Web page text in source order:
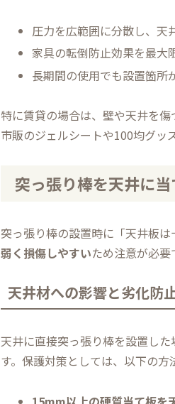
圧力を広範囲に分散し、天
家具の転倒防止効果を最大
長期間の使用でも設置箇所
特に賃貸の場合は、壁や天井を
市販のジェルシートや100均グッ
突っ張り棒を天井に
突っ張り棒の設置時に「天井板
弱く損傷しやすいため注意が必
天井材への影響と劣化防
天井に直接突っ張り棒を設置し
す。保護対策としては、以下の方